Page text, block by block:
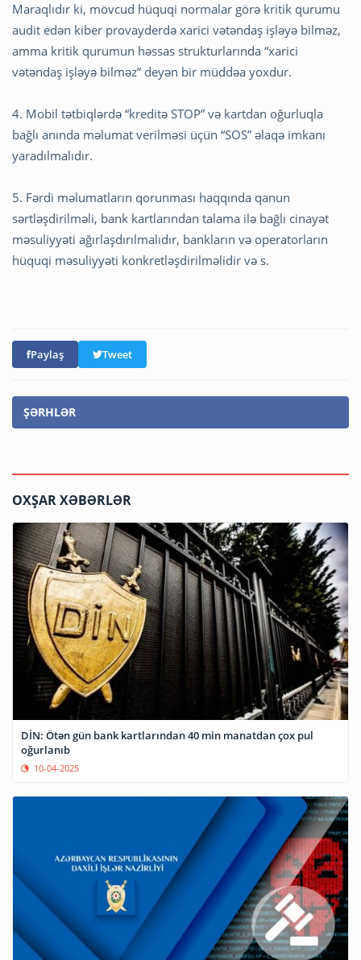
Maraqlıdır ki, mövcud hüquqi normalar görə kritik qurumu
audit edən kiber provayderdə xarici vətəndaş işləyə bilməz,
amma kritik qurumun həssas strukturlarında “xarici
vətəndaş işləyə bilməz” deyən bir müddəa yoxdur.
4. Mobil tətbiqlərdə “kreditə STOP” və kartdan oğurluqla
bağlı anında məlumat verilməsi üçün “SOS” əlaqə imkanı
yaradılmalıdır.
5. Fərdi məlumatların qorunması haqqında qanun
sərtləşdirilməli, bank kartlarından talama ilə bağlı cinayət
məsuliyyəti ağırlaşdırılmalıdır, bankların və operatorların
hüquqi məsuliyyəti konkretləşdirilməlidir və s.
Paylaş Tweet
ŞƏRHLƏR
OXŞAR XƏBƏRLƏR
DİN: Ötən gün bank kartlarından 40 min manatdan çox pul
oğurlanıb
10-04-2025